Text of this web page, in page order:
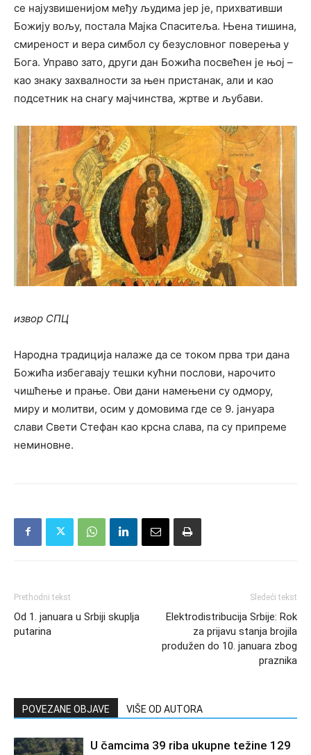
се најузвишенијом међу људима јер је, прихвативши
Божију вољу, постала Мајка Спаситеља. Њена тишина,
смиреност и вера симбол су безусловног поверења у
Бога. Управо зато, други дан Божића посвећен је њој –
као знаку захвалности за њен пристанак, али и као
подсетник на снагу мајчинства, жртве и љубави.
извор СПЦ
Народна традиција налаже да се током прва три дана
Божића избегавају тешки кућни послови, нарочито
чишћење и прање. Ови дани намењени су одмору,
миру и молитви, осим у домовима где се 9. јануара
слави Свети Стефан као крсна слава, па су припреме
неминовне.
Prethodni tekst
Od 1. januara u Srbiji skuplja
putarina
Sledeći tekst
Elektrodistribucija Srbije: Rok
za prijavu stanja brojila
produžen do 10. januara zbog
praznika
POVEZANE OBJAVE VIŠE OD AUTORA
U čamcima 39 riba ukupne težine 129